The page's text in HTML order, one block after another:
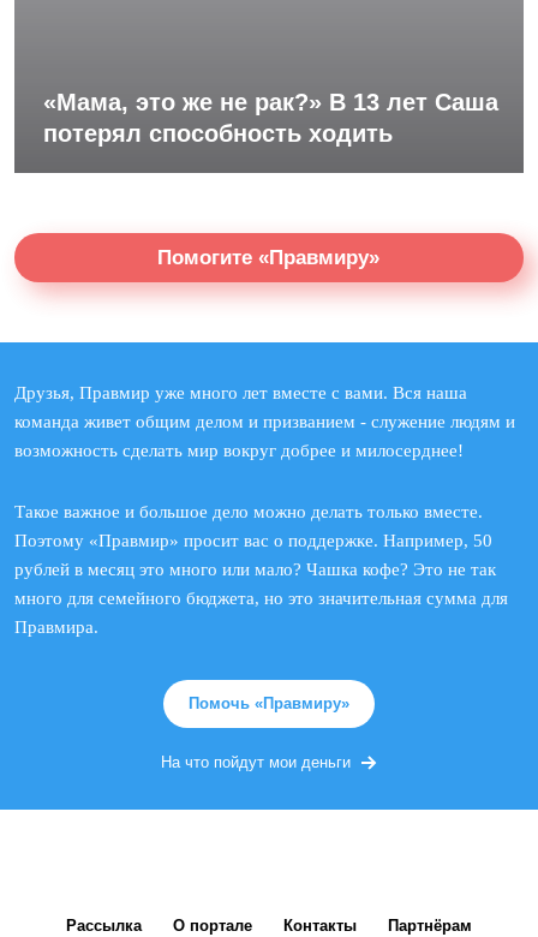
«Мама, это же не рак?» В 13 лет Саша
потерял способность ходить
Помогите «Правмиру»
Друзья, Правмир уже много лет вместе с вами. Вся наша
команда живет общим делом и призванием - служение людям и
возможность сделать мир вокруг добрее и милосерднее!
Такое важное и большое дело можно делать только вместе.
Поэтому «Правмир» просит вас о поддержке. Например, 50
рублей в месяц это много или мало? Чашка кофе? Это не так
много для семейного бюджета, но это значительная сумма для
Правмира.
Помочь «Правмиру»
На что пойдут мои деньги
Рассылка О портале Контакты Партнёрам